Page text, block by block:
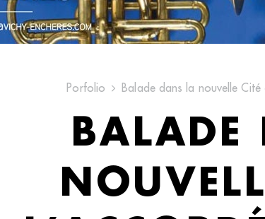
Porfolio Balade dans la nouvelle
BALADE